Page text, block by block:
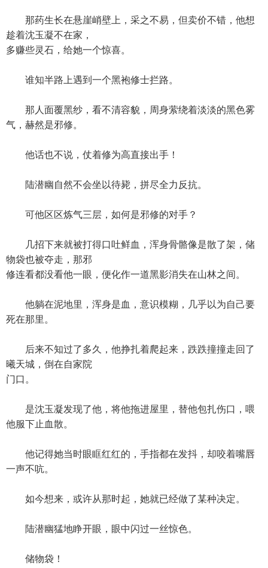
那药生长在悬崖峭壁上，采之不易，但卖价不错，他想
趁着沈玉凝不在家，
多赚些灵石，给她一个惊喜。
谁知半路上遇到一个黑袍修士拦路。
那人面覆黑纱，看不清容貌，周身萦绕着淡淡的黑色雾
气，赫然是邪修。
他话也不说，仗着修为高直接出手！
陆潜幽自然不会坐以待毙，拼尽全力反抗。
可他区区炼气三层，如何是邪修的对手？
几招下来就被打得口吐鲜血，浑身骨骼像是散了架，储
物袋也被夺走，那邪
修连看都没看他一眼，便化作一道黑影消失在山林之间。
他躺在泥地里，浑身是血，意识模糊，几乎以为自己要
死在那里。
后来不知过了多久，他挣扎着爬起来，跌跌撞撞走回了
曦天城，倒在自家院
门口。
是沈玉凝发现了他，将他拖进屋里，替他包扎伤口，喂
他服下止血散。
他记得她当时眼眶红红的，手指都在发抖，却咬着嘴唇
一声不吭。
如今想来，或许从那时起，她就已经做了某种决定。
陆潜幽猛地睁开眼，眼中闪过一丝惊色。
储物袋！